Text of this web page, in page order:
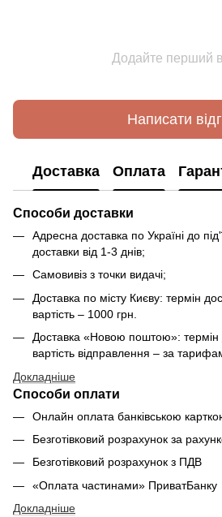
Додайте перший
Написати
Доставка Оплата
Способи доставки
Адресна доставка по Україні до
доставки від 1-3 днів;
Самовивіз з точки видачі;
Доставка по місту Києву: термін
вартість – 1000 грн.
Доставка «Новою поштою»: термін
вартість відправлення – за
Докладніше
Способи оплати
Онлайн оплата банківською
Безготівковий розрахунок за
Безготівковий розрахунок з ПДВ
«Оплата частинами» ПриватБанку
Докладніше